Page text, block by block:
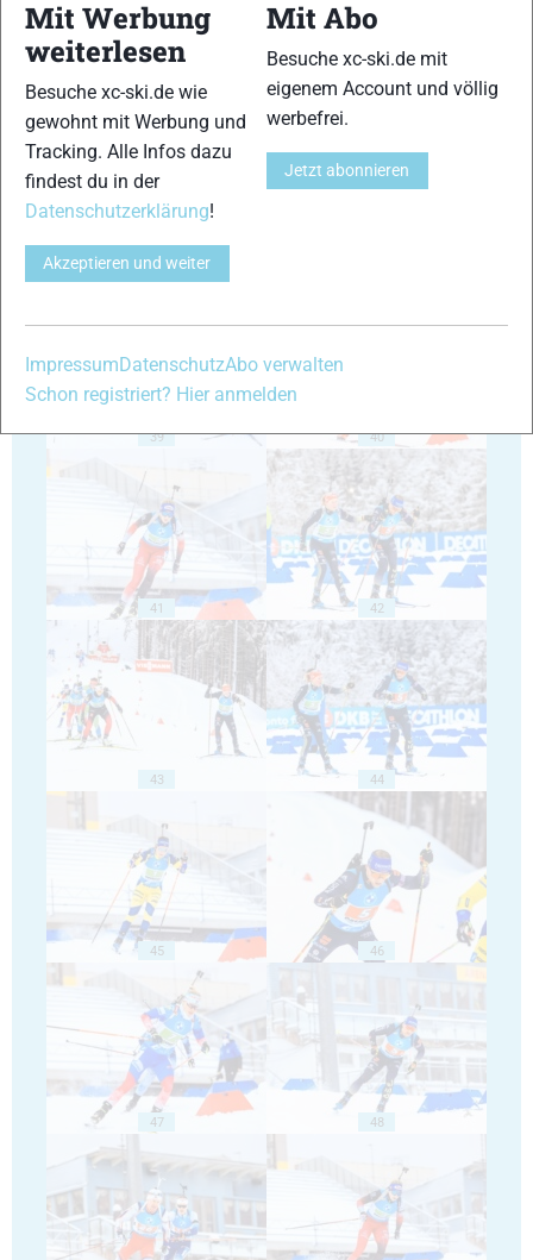
35 36
37
39 40
41 42
43 44
45 46
47 48
Mit Werbung
weiterlesen
Besuche xc-ski.de wie
gewohnt mit Werbung und
Tracking. Alle Infos dazu
findest du in der
Datenschutzerklärung!
Akzeptieren und weiter
Mit Abo
Besuche xc-ski.de mit
eigenem Account und völlig
werbefrei.
Jetzt abonnieren
ImpressumDatenschutzAbo verwalten
Schon registriert? Hier anmelden